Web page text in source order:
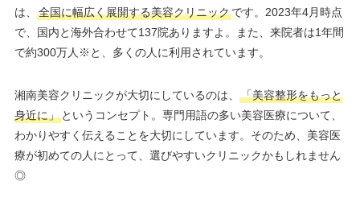
は、
全国に幅広く展開する美容クリニックです。2023年4月時点
で、国内と海外合わせて137院ありますよ。また、来院者は1年間
で約300万人※と、多くの人に利用されています。
湘南美容クリニックが大切にしているのは、
「美容整形をもっと
身近に」というコンセプト。専門用語の多い美容医療について、
わかりやすく伝えることを大切にしています。そのため、美容医
療が初めての人にとって、選びやすいクリニックかもしれません
◎